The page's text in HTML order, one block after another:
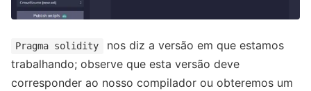
Pragma solidity
nos diz a versão em que estamos
trabalhando; observe que esta versão deve
corresponder ao nosso compilador ou obteremos um